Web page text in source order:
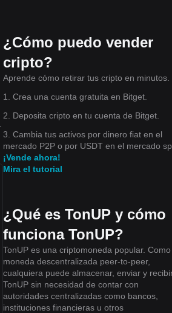
¿Cómo puedo vender
cripto?
Aprende cómo retirar tus cripto en minutos.
1. Crea una cuenta gratuita en Bitget.
2. Deposita cripto en tu cuenta de Bitget.
3. Cambia tus activos por dinero fiat en el
mercado P2P o por USDT en el mercado
¡Vende ahora!
Mira el tutorial
¿Qué es TonUP y cómo
funciona TonUP?
TonUP es una criptomoneda popular. Como
moneda descentralizada peer-to-peer,
cualquiera puede almacenar, enviar y
TonUP sin necesidad de contar con
autoridades centralizadas como bancos,
instituciones financieras u otros